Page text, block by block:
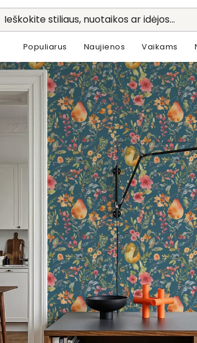
Ieškokite stiliaus, nuotaikos ar idėjos...
Populiarus Naujienos Vaikams